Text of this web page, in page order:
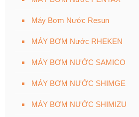
Máy Bơm Nước Resun
MÁY BƠM Nước RHEKEN
MÁY BƠM NƯỚC SAMICO
MÁY BƠM NƯỚC SHIMGE
MÁY BƠM NƯỚC SHIMIZU